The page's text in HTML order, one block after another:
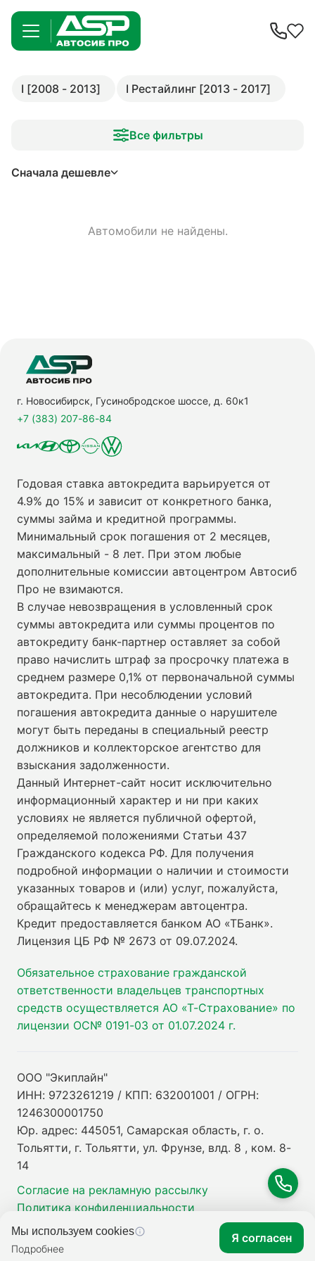
I [2008 - 2013] I Рестайлинг [2013 - 2017]
Все фильтры
Сначала дешевле
Автомобили не найдены.
г. Новосибирск, Гусинобродское шоссе, д. 60к1
+7 (383) 207-86-84
Годовая ставка автокредита варьируется от
4.9% до 15% и зависит от конкретного банка,
суммы займа и кредитной программы.
Минимальный срок погашения от 2 месяцев,
максимальный - 8 лет. При этом любые
дополнительные комиссии автоцентром Автосиб
Про не взимаются.
В случае невозвращения в условленный срок
суммы автокредита или суммы процентов по
автокредиту банк-партнер оставляет за собой
право начислить штраф за просрочку платежа в
среднем размере 0,1% от первоначальной суммы
автокредита. При несоблюдении условий
погашения автокредита данные о нарушителе
могут быть переданы в специальный реестр
должников и коллекторское агентство для
взыскания задолженности.
Данный Интернет-сайт носит исключительно
информационный характер и ни при каких
условиях не является публичной офертой,
определяемой положениями Статьи 437
Гражданского кодекса РФ. Для получения
подробной информации о наличии и стоимости
указанных товаров и (или) услуг, пожалуйста,
обращайтесь к менеджерам автоцентра.
Кредит предоставляется банком АО «ТБанк».
Лицензия ЦБ РФ № 2673 от 09.07.2024.
Обязательное страхование гражданской
ответственности владельцев транспортных
средств осуществляется АО «Т-Страхование» по
лицензии ОС№ 0191-03 от 01.07.2024 г.
ООО "Экиплайн"
ИНН: 9723261219 / КПП: 632001001 / ОГРН:
1246300001750
Юр. адрес: 445051, Самарская область, г. о.
Тольятти, г. Тольятти, ул. Фрунзе, влд. 8 , ком. 8-
14
Согласие на рекламную рассылку
Политика конфиденциальности
Мы используем cookies
Подробнее
Я согласен